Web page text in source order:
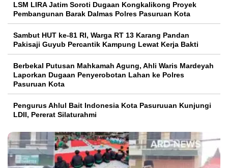
LSM LIRA Jatim Soroti Dugaan Kongkalikong Proyek
Pembangunan Barak Dalmas Polres Pasuruan Kota
Sambut HUT ke-81 RI, Warga RT 13 Karang Pandan
Pakisaji Guyub Percantik Kampung Lewat Kerja Bakti
Berbekal Putusan Mahkamah Agung, Ahli Waris Mardeyah
Laporkan Dugaan Penyerobotan Lahan ke Polres
Pasuruan Kota
Pengurus Ahlul Bait Indonesia Kota Pasuruuan Kunjungi
LDII, Pererat Silaturahmi